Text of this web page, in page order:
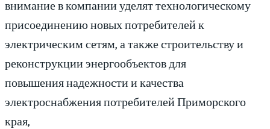
внимание в компании уделят технологическому
присоединению новых потребителей к
электрическим сетям, а также строительству и
реконструкции энергообъектов для
повышения надежности и качества
электроснабжения потребителей Приморского
края,